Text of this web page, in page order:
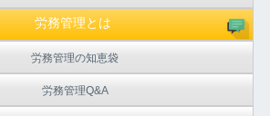
労務管理とは
労務管理の知恵袋
労務管理Q&A